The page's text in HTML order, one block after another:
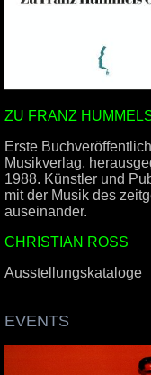
ZU FRANZ
Erste
Musikverlag,
1988. Künstler und
mit der Musik des
auseinander.
CHRISTIAN ROSS
Ausstellungskataloge
EVENTS